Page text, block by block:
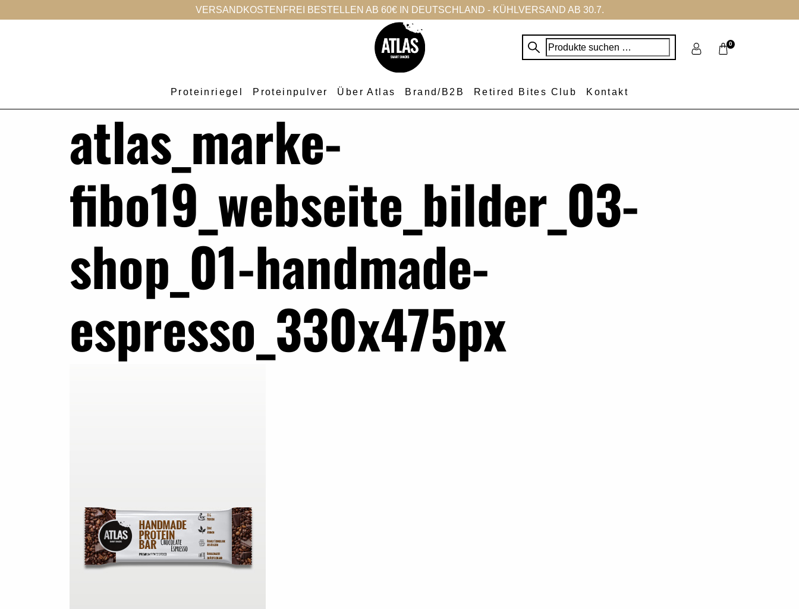
VERSANDKOSTENFREI BESTELLEN AB 60€ IN DEUTSCHLAND - KÜHLVERSAND AB 30.7.
Suchen
nach:
0
Proteinriegel Proteinpulver Über Atlas Brand/B2B Retired Bites Club Kontakt
atlas_marke-
fibo19_webseite_bilder_03-
shop_01-handmade-
espresso_330x475px